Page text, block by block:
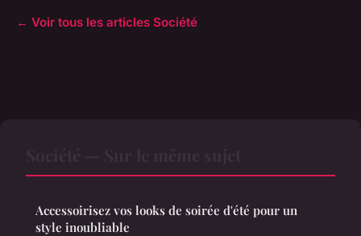
← Voir tous les articles Société
Accessoirisez vos looks de soirée d'été pour un
style inoubliable